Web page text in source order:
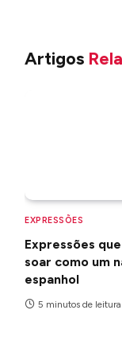
Artigos
EXPRESSÕES
Expressões
soar como um
espanhol
5 minutos de leitura